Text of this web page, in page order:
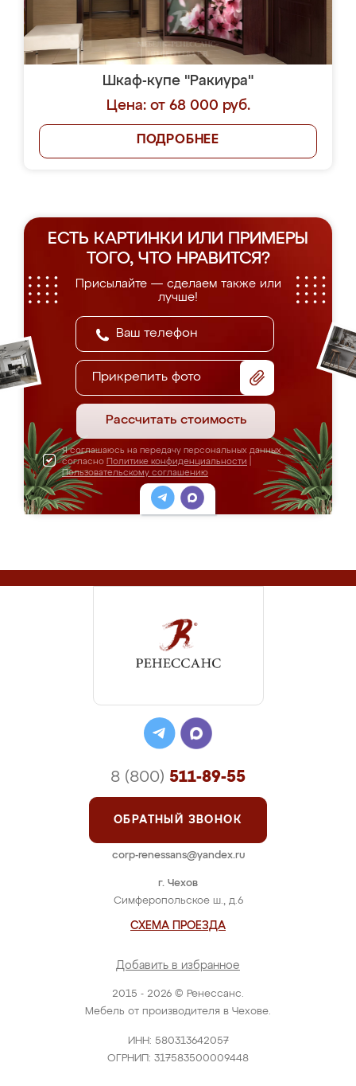
Шкаф-купе "Ракиура"
Цена: от 68 000 руб.
ПОДРОБНЕЕ
ЕСТЬ КАРТИНКИ ИЛИ ПРИМЕРЫ
ТОГО, ЧТО НРАВИТСЯ?
Присылайте — сделаем также или
лучше!
Прикрепить фото
Рассчитать стоимость
Я соглашаюсь на передачу персональных данных
согласно Политике конфиденциальности
Пользовательскому соглашению
2015 - 2026 © Ренессанс.
Мебель от производителя в Чехове.
ИНН: 580313642057
ОГРНИП: 317583500009448
г. Чехов
Симферопольское ш., д.6
СХЕМА ПРОЕЗДА
Добавить в избранное
8 (800) 511-89-55
ОБРАТНЫЙ ЗВОНОК
corp-renessans@yandex.ru